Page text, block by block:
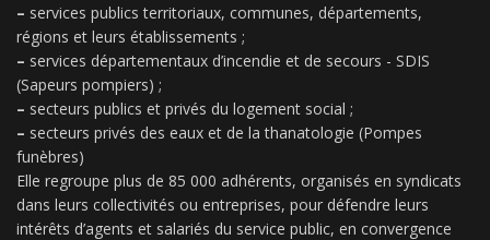
– services publics territoriaux, communes, départements,
régions et leurs établissements ;
– services départementaux d’incendie et de secours - SDIS
(Sapeurs pompiers) ;
– secteurs publics et privés du logement social ;
– secteurs privés des eaux et de la thanatologie (Pompes
funèbres)
Elle regroupe plus de 85 000 adhérents, organisés en syndicats
dans leurs collectivités ou entreprises, pour défendre leurs
intérêts d’agents et salariés du service public, en convergence